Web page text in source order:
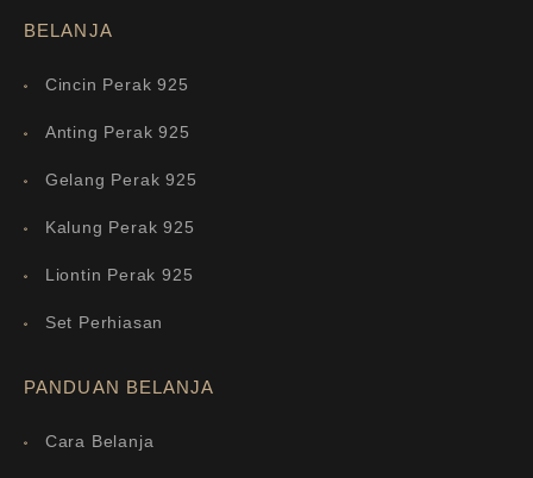
BELANJA
Cincin Perak 925
Anting Perak 925
Gelang Perak 925
Kalung Perak 925
Liontin Perak 925
Set Perhiasan
PANDUAN BELANJA
Cara Belanja